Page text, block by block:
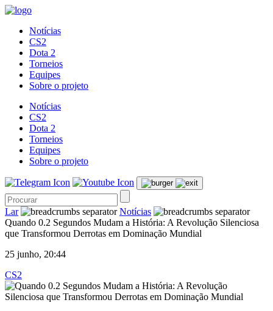
Notícias
CS2
Dota 2
Torneios
Equipes
Sobre o projeto
Notícias
CS2
Dota 2
Torneios
Equipes
Sobre o projeto
Lar
Notícias
Quando 0.2 Segundos Mudam a História: A Revolução Silenciosa
que Transformou Derrotas em Dominação Mundial
25 junho, 20:44
CS2